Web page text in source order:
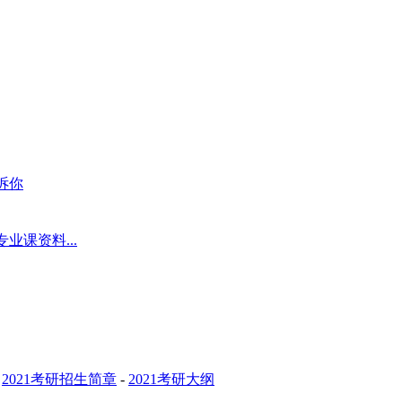
你
业课资料...
2021考研招生简章 - 2021考研大纲